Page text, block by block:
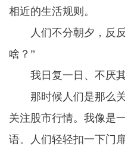
相近的生活规则。
人们不分朝夕，反反
啥？”
我日复一日、不厌其
那时候人们是那么关
关注股市行情。我像是
语。人们轻轻扣一下门